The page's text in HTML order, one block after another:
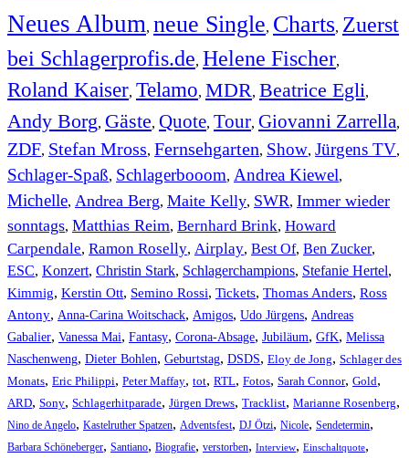
Neues Album, neue Single, Charts, Zuerst
bei Schlagerprofis.de, Helene Fischer,
Roland Kaiser, Telamo, MDR, Beatrice Egli,
Andy Borg, Gäste, Quote, Tour, Giovanni Zarrella,
ZDF, Stefan Mross, Fernsehgarten, Show, Jürgens TV,
Schlager-Spaß, Schlagerbooom, Andrea Kiewel,
Michelle, Andrea Berg, Maite Kelly, SWR, Immer wieder
sonntags, Matthias Reim, Bernhard Brink, Howard
Carpendale, Ramon Roselly, Airplay, Best Of, Ben Zucker,
ESC, Konzert, Christin Stark, Schlagerchampions, Stefanie Hertel,
Kimmig, Kerstin Ott, Semino Rossi, Tickets, Thomas Anders, Ross
Antony, Anna-Carina Woitschack, Amigos, Udo Jürgens, Andreas
Gabalier, Vanessa Mai, Fantasy, Corona-Absage, Jubiläum, GfK, Melissa
Naschenweng, Dieter Bohlen, Geburtstag, DSDS, Eloy de Jong, Schlager des
Monats, Eric Philippi, Peter Maffay, tot, RTL, Fotos, Sarah Connor, Gold,
ARD, Sony, Schlagerhitparade, Jürgen Drews, Tracklist, Marianne Rosenberg,
Nino de Angelo, Kastelruther Spatzen, Adventsfest, DJ Ötzi, Nicole, Sendetermin,
Barbara Schöneberger, Santiano, Biografie, verstorben, Interview, Einschaltquote,